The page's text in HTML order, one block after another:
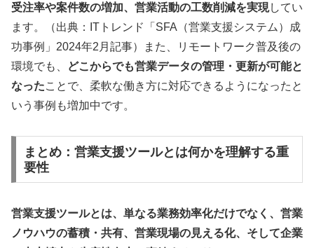
受注率や案件数の増加、営業活動の工数削減を実現してい
ます。（出典：ITトレンド「SFA（営業支援システム）成
功事例」2024年2月記事）また、リモートワーク普及後の
環境でも、
どこからでも営業データの管理・更新が可能と
なったことで、柔軟な働き方に対応できるようになったと
いう事例も増加中です。
まとめ：営業支援ツールとは何かを理解する重
要性
営業支援ツールとは、単なる業務効率化だけでなく、営業
ノウハウの蓄積・共有、営業現場の見える化、そして企業